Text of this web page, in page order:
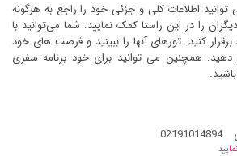
اطلاعات کلی و جزئی خود را راجع به هرگونه
را در این راستا کمک نمایید. شما می‌توانید با
کنید. تورهای آنها را ببینید و فرصت های خود
دهید. همچنین می توانید برای خود برنامه سفری
02191014894